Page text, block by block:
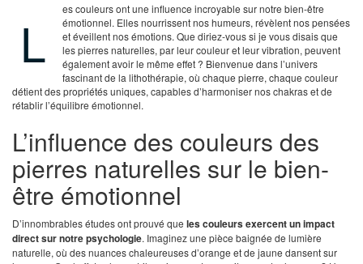
L
es couleurs ont une influence incroyable sur notre bien-être
émotionnel. Elles nourrissent nos humeurs, révèlent nos pensées
et éveillent nos émotions. Que diriez-vous si je vous disais que
les pierres naturelles, par leur couleur et leur vibration, peuvent
également avoir le même effet ? Bienvenue dans l’univers
fascinant de la lithothérapie, où chaque pierre, chaque couleur
détient des propriétés uniques, capables d’harmoniser nos chakras et de
rétablir l’équilibre émotionnel.
L’influence des couleurs des
pierres naturelles sur le bien-
être émotionnel
D’innombrables études ont prouvé que les couleurs exercent un impact
direct sur notre psychologie. Imaginez une pièce baignée de lumière
naturelle, où des nuances chaleureuses d’orange et de jaune dansent sur